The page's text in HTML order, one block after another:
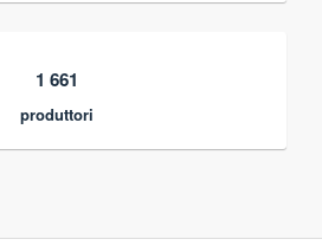
1 661
produttori